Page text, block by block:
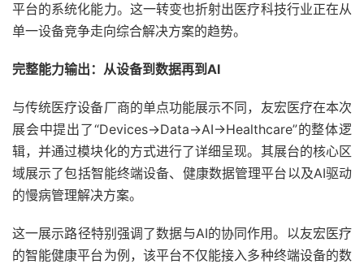
平台的系统化能力。这一转变也折射出医疗科技行业正在从
单一设备竞争走向综合解决方案的趋势。
完整能力输出：从设备到数据再到AI
与传统医疗设备厂商的单点功能展示不同，友宏医疗在本次
展会中提出了“Devices→Data→AI→Healthcare”的整体逻
辑，并通过模块化的方式进行了详细呈现。其展台的核心区
域展示了包括智能终端设备、健康数据管理平台以及AI驱动
的慢病管理解决方案。
这一展示路径特别强调了数据与AI的协同作用。以友宏医疗
的智能健康平台为例，该平台不仅能接入多种终端设备的数